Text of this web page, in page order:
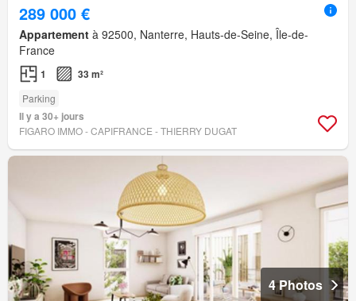
289 000 €
Appartement à 92500, Nanterre, Hauts-de-Seine, Île-de-
France
1 33 m²
Parking
Il y a 30+ jours
FIGARO IMMO - CAPIFRANCE - THIERRY DUGAT
4 Photos